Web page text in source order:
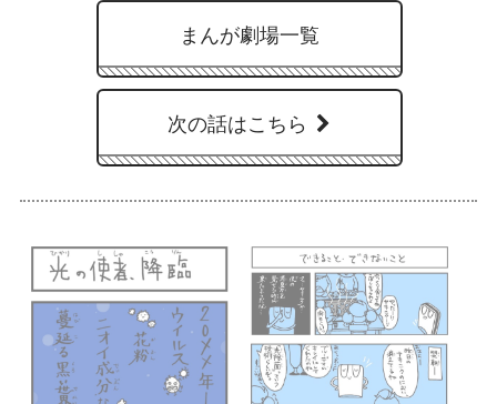
まんが劇場一覧
次の話はこちら